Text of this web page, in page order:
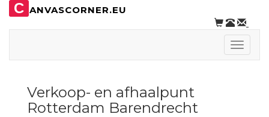
C ANVASCORNER.EU
Toggle
Verkoop- en afhaalpunt
Rotterdam Barendrecht